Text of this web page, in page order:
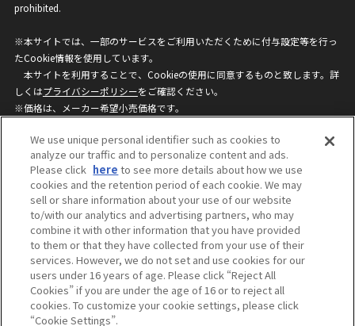
prohibited.
※本サイトでは、一部のサービスをご利用いただくために付与設定等を行っ
たCookie情報を使用しています。
本サイトを利用することで、Cookieの使用に同意するものと致します。詳
しくはプライバシーポリシーをご確認ください。
※価格は、メーカー希望小売価格です。
ざいますのでご了承ください。
privacypolicy
Do Not Sell or Share My
Personal Information
ウェブサイトご利用条件
ソーシャルメディアポリシー
個人情報保護方針
お問い合わせ
©BANDAI
We use unique personal identifier such as cookies to
analyze our traffic and to personalize content and ads.
Please click here to see more details about how we use
cookies and the retention period of each cookie. We may
sell or share information about your use of our website
to/with our analytics and advertising partners, who may
combine it with other information that you have provided
to them or that they have collected from your use of their
services. However, we do not set and use cookies for our
users under 16 years of age. Please click “Reject All
Cookies” if you are under the age of 16 or to reject all
cookies. To customize your cookie settings, please click
“Cookie Settings”.